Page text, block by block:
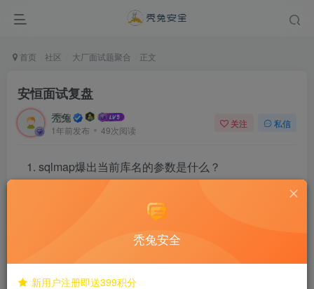
首页 社区 大厂面试题聚合 正文
安恒面试复盘
秃兔
1年前发布 49次阅读
关注 私信
sqlmap爆出当前库名的参数是什么？
namp探测系统的参数是什么 —>大写还是小写
namp的小写o与a是干嘛的
布尔型盲注的具体语句是什么
秃兔安全
新用户注册即送399积分